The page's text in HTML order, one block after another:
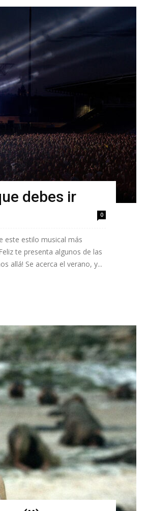
debes ir
0
este estilo musical más
te presenta algunos de las
allá! Se acerca el verano, y...